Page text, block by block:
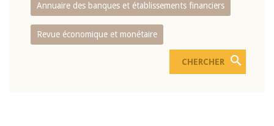
Annuaire des banques et établissements financiers
Revue économique et monétaire